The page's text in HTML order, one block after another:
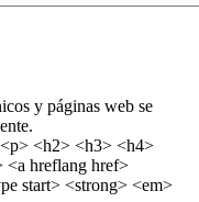
y páginas web se
<h2> <h3> <h4>
hreflang href>
start> <strong> <em>